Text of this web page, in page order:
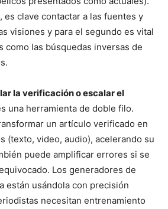
es clave contactar a las fuentes y
visiones y para el segundo es vital
como las búsquedas inversas de
la verificación o escalar el
una herramienta de doble filo.
un artículo verificado en
(texto, video, audio), acelerando su
puede amplificar errores si se
Los generadores de
están usándola con precisión
necesitan entrenamiento